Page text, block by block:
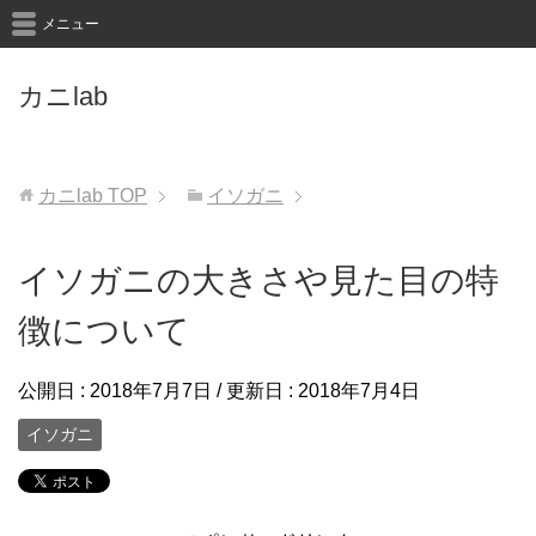
カニlab
メニュー
カニlab TOP イソガニ
イソガニの大きさや見た目の特
徴について
公開日 : 2018年7月7日 / 更新日 : 2018年7月4日
イソガニ